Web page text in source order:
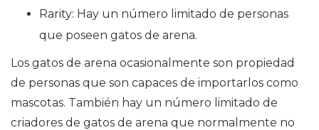
Rarity: Hay un número limitado de personas
que poseen gatos de arena.
Los gatos de arena ocasionalmente son propiedad
de personas que son capaces de importarlos como
mascotas. También hay un número limitado de
criadores de gatos de arena que normalmente no